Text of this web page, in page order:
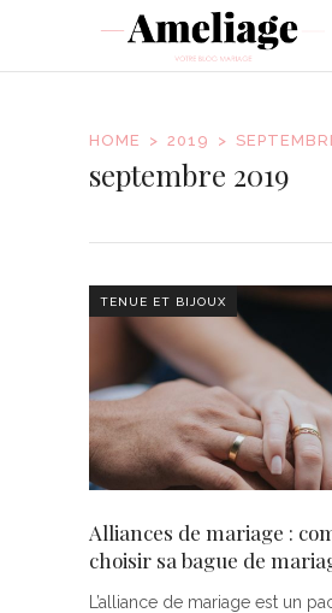
HOME 2019
septembre 2019
TENUE ET BIJOUX
Alliances de mariage :
choisir sa bague de
L’alliance de mariage est un